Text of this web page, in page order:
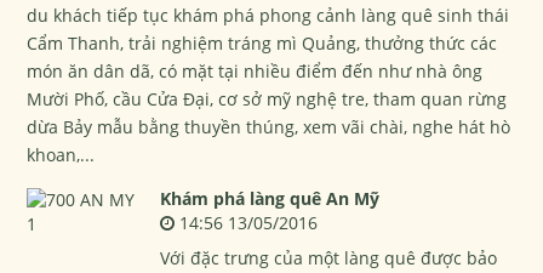
du khách tiếp tục khám phá phong cảnh làng quê sinh thái
Cẩm Thanh, trải nghiệm tráng mì Quảng, thưởng thức các
món ăn dân dã, có mặt tại nhiều điểm đến như nhà ông
Mười Phố, cầu Cửa Đại, cơ sở mỹ nghệ tre, tham quan rừng
dừa Bảy mẫu bằng thuyền thúng, xem vãi chài, nghe hát hò
khoan,...
Khám phá làng quê An Mỹ
14:56 13/05/2016
Với đặc trưng của một làng quê được bảo